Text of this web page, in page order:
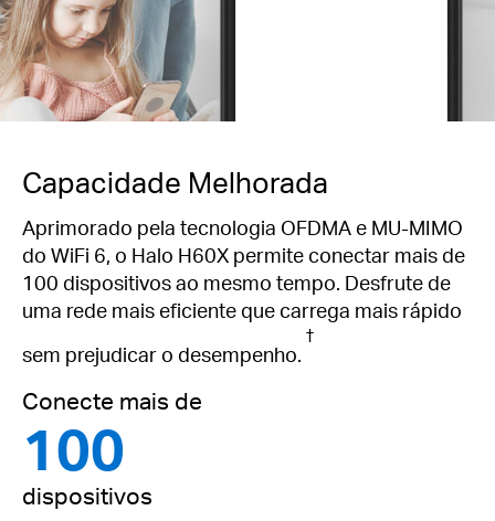
Capacidade Melhorada
Aprimorado pela tecnologia OFDMA e MU-MIMO
do WiFi 6, o Halo H60X permite conectar mais de
100 dispositivos ao mesmo tempo. Desfrute de
uma rede mais eficiente que carrega mais rápido
sem prejudicar o desempenho.
†
Conecte mais de
100
dispositivos